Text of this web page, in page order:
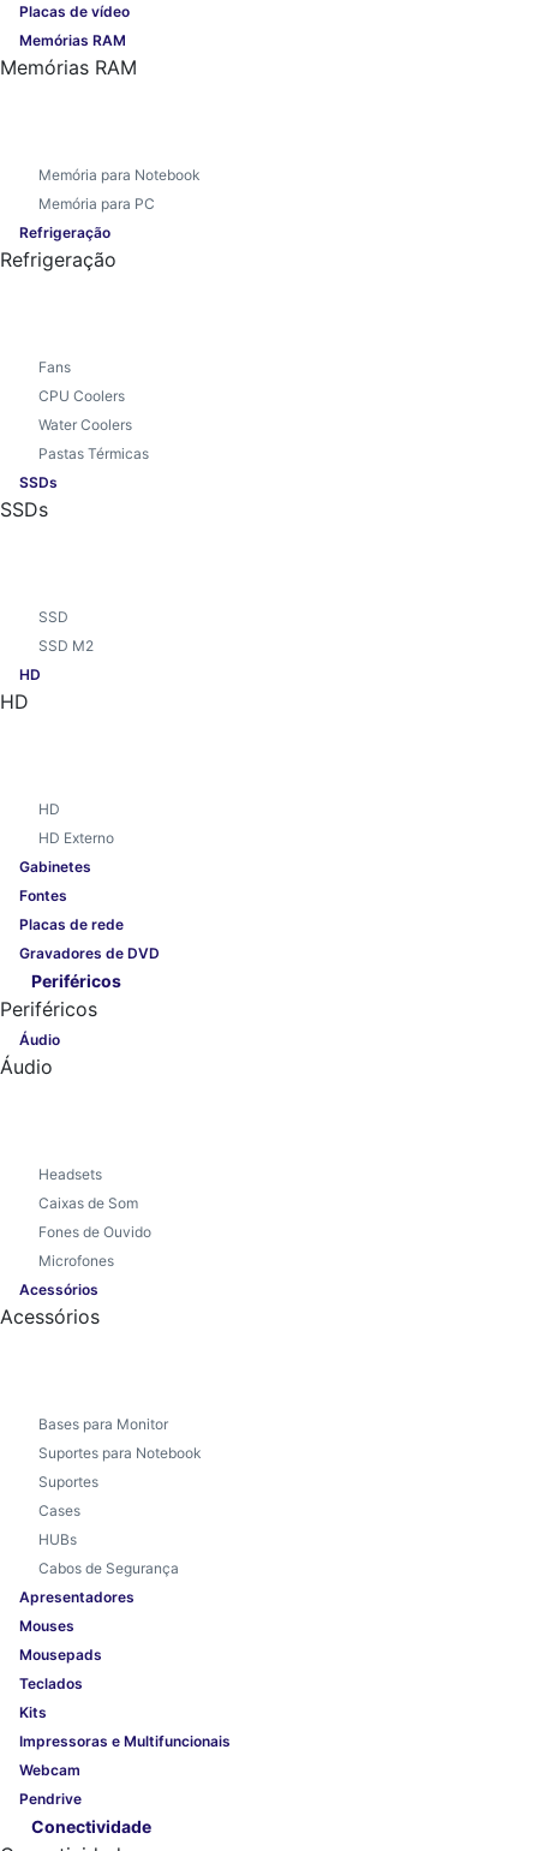
Placas de vídeo
Memórias RAM
Memórias RAM
Memória para Notebook
Memória para PC
Refrigeração
Refrigeração
Fans
CPU Coolers
Water Coolers
Pastas Térmicas
SSDs
SSDs
SSD
SSD M2
HD
HD
HD
HD Externo
Gabinetes
Fontes
Placas de rede
Gravadores de DVD
Periféricos
Periféricos
Áudio
Áudio
Headsets
Caixas de Som
Fones de Ouvido
Microfones
Acessórios
Acessórios
Bases para Monitor
Suportes para Notebook
Suportes
Cases
HUBs
Cabos de Segurança
Apresentadores
Mouses
Mousepads
Teclados
Kits
Impressoras e Multifuncionais
Webcam
Pendrive
Conectividade